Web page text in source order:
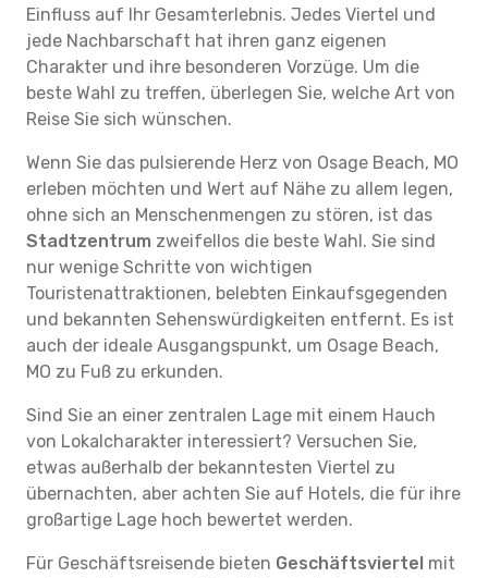
Einfluss auf Ihr Gesamterlebnis. Jedes Viertel und
jede Nachbarschaft hat ihren ganz eigenen
Charakter und ihre besonderen Vorzüge. Um die
beste Wahl zu treffen, überlegen Sie, welche Art von
Reise Sie sich wünschen.
Wenn Sie das pulsierende Herz von Osage Beach, MO
erleben möchten und Wert auf Nähe zu allem legen,
ohne sich an Menschenmengen zu stören, ist das
Stadtzentrum zweifellos die beste Wahl. Sie sind
nur wenige Schritte von wichtigen
Touristenattraktionen, belebten Einkaufsgegenden
und bekannten Sehenswürdigkeiten entfernt. Es ist
auch der ideale Ausgangspunkt, um Osage Beach,
MO zu Fuß zu erkunden.
Sind Sie an einer zentralen Lage mit einem Hauch
von Lokalcharakter interessiert? Versuchen Sie,
etwas außerhalb der bekanntesten Viertel zu
übernachten, aber achten Sie auf Hotels, die für ihre
großartige Lage hoch bewertet werden.
Für Geschäftsreisende bieten Geschäftsviertel mit